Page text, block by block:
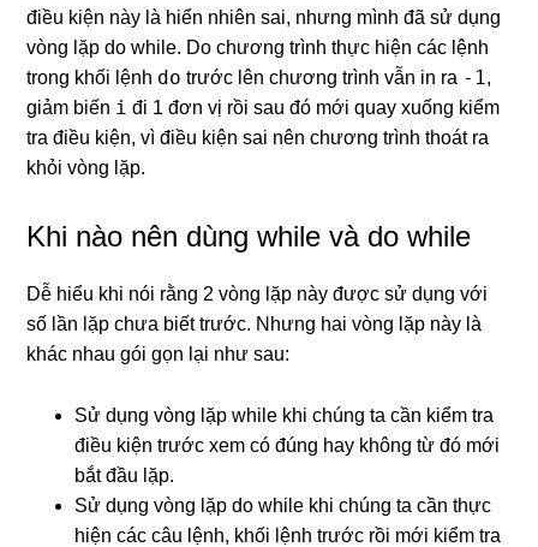
điều kiện này là hiển nhiên sai, nhưng mình đã sử dụng
vòng lặp do while. Do chương trình thực hiện các lệnh
trong khối lệnh do trước lên chương trình vẫn in ra -1,
giảm biến i đi 1 đơn vị rồi sau đó mới quay xuống kiểm
tra điều kiện, vì điều kiện sai nên chương trình thoát ra
khỏi vòng lặp.
Khi nào nên dùng while và do while
Dễ hiểu khi nói rằng 2 vòng lặp này được sử dụng với
số lần lặp chưa biết trước. Nhưng hai vòng lặp này là
khác nhau gói gọn lại như sau:
Sử dụng vòng lặp while khi chúng ta cần kiểm tra
điều kiện trước xem có đúng hay không từ đó mới
bắt đầu lặp.
Sử dụng vòng lặp do while khi chúng ta cần thực
hiện các câu lệnh, khối lệnh trước rồi mới kiểm tra